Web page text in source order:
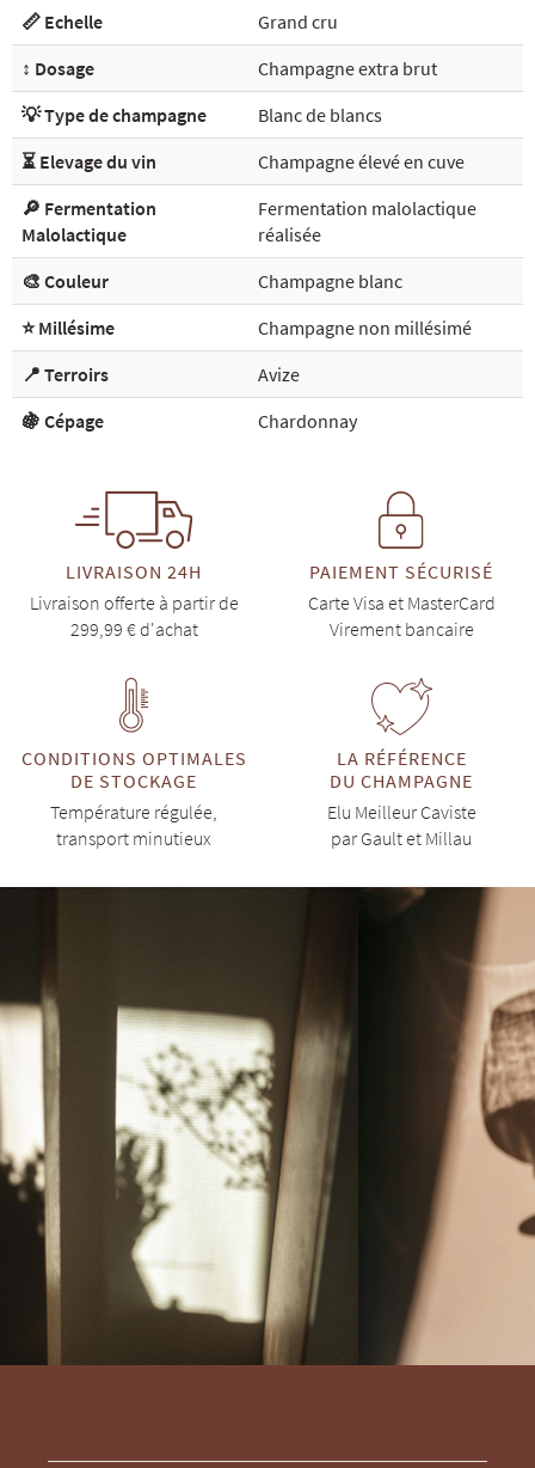
📏 Echelle
Grand cru
↕️ Dosage
Champagne extra brut
💡 Type de champagne
Blanc de blancs
⏳ Elevage du vin
Champagne élevé en cuve
🔎 Fermentation
Malolactique
Fermentation malolactique
réalisée
🎨 Couleur
Champagne blanc
⭐ Millésime
Champagne non millésimé
📍 Terroirs
Avize
🍇 Cépage
Chardonnay
LIVRAISON 24H
Livraison offerte à partir de
299,99 € d'achat
PAIEMENT SÉCURISÉ
Carte Visa et MasterCard
Virement bancaire
CONDITIONS OPTIMALES
DE STOCKAGE
Température régulée,
transport minutieux
LA RÉFÉRENCE
DU CHAMPAGNE
Elu Meilleur Caviste
par Gault et Millau